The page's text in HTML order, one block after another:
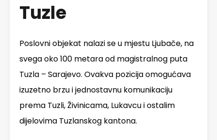
Tuzle
Poslovni objekat nalazi se u mjestu Ljubače, na
svega oko 100 metara od magistralnog puta
Tuzla – Sarajevo. Ovakva pozicija omogućava
izuzetno brzu i jednostavnu komunikaciju
prema Tuzli, Živinicama, Lukavcu i ostalim
dijelovima Tuzlanskog kantona.